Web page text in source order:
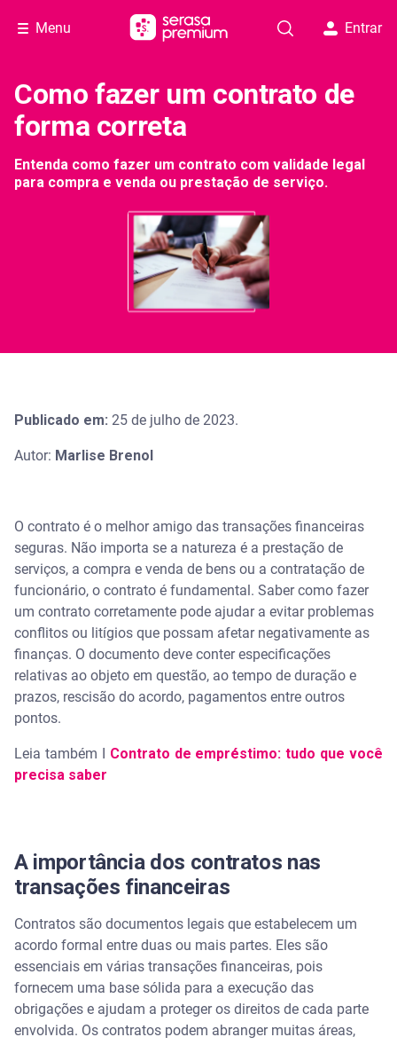
Menu Entrar
Como fazer um contrato de
forma correta
Entenda como fazer um contrato com validade legal
para compra e venda ou prestação de serviço.
Publicado em: 25 de julho de 2023.
Autor: Marlise Brenol
O contrato é o melhor amigo das transações financeiras
seguras. Não importa se a natureza é a prestação de
serviços, a compra e venda de bens ou a contratação de
funcionário, o contrato é fundamental. Saber como fazer
um contrato corretamente pode ajudar a evitar problemas
conflitos ou litígios que possam afetar negativamente as
finanças. O documento deve conter especificações
relativas ao objeto em questão, ao tempo de duração e
prazos, rescisão do acordo, pagamentos entre outros
pontos.
Leia também I Contrato de empréstimo: tudo que você
precisa saber
A importância dos contratos nas
transações financeiras
Contratos são documentos legais que estabelecem um
acordo formal entre duas ou mais partes. Eles são
essenciais em várias transações financeiras, pois
fornecem uma base sólida para a execução das
obrigações e ajudam a proteger os direitos de cada parte
envolvida. Os contratos podem abranger muitas áreas,